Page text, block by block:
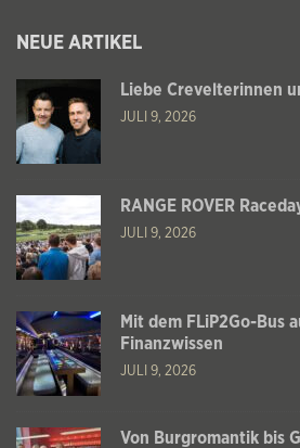
NEUE ARTIKEL
Liebe Crevelterinnen
JULI 9, 2026
RANGE ROVER
JULI 9, 2026
Mit dem FLiP2Go-Bus
Finanzwissen
JULI 9, 2026
Von Burgromantik bis